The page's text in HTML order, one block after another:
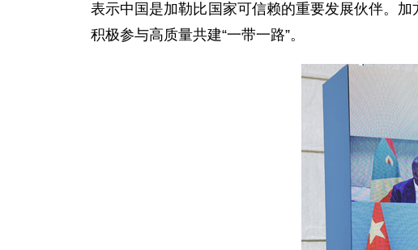
表示中国是加勒比国家可信赖的重要发展伙伴。
积极参与高质量共建“一带一路”。